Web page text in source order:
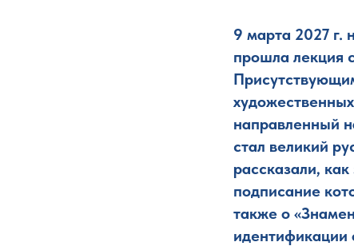
9 марта 2027
прошла лекция
направленный
стал великий
рассказали,
подписание
также о
идентификации